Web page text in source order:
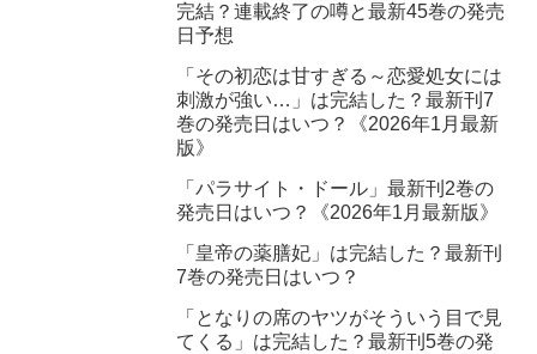
完結？連載終了の噂と最新45巻の発売
日予想
「その初恋は甘すぎる～恋愛処女には
刺激が強い…」は完結した？最新刊7
巻の発売日はいつ？《2026年1月最新
版》
「パラサイト・ドール」最新刊2巻の
発売日はいつ？《2026年1月最新版》
「皇帝の薬膳妃」は完結した？最新刊
7巻の発売日はいつ？
「となりの席のヤツがそういう目で見
てくる」は完結した？最新刊5巻の発